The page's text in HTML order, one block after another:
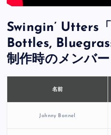
Swingin’ Utters
Bottles,
制作時のメンバー
名前
Johnny Bonnel